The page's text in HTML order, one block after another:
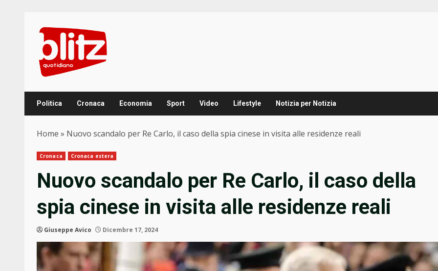
content
Politica Cronaca Economia Sport Video Lifestyle Notizia per Notizia
Home » Nuovo scandalo per Re Carlo, il caso della spia cinese in visita alle residenze reali
Cronaca Cronaca estera
Nuovo scandalo per Re Carlo, il caso della
spia cinese in visita alle residenze reali
Giuseppe Avico Dicembre 17, 2024